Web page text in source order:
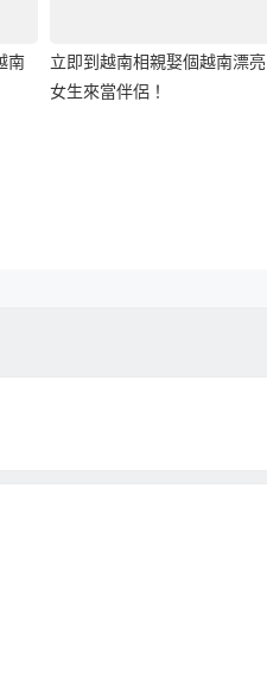
南
立即到越南相親娶個越南漂亮
女生來當伴侶！